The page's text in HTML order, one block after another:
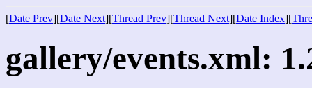
[Date Prev][Date Next][Thread Prev][Thread Next][Date Index][
gallery/events.xml: